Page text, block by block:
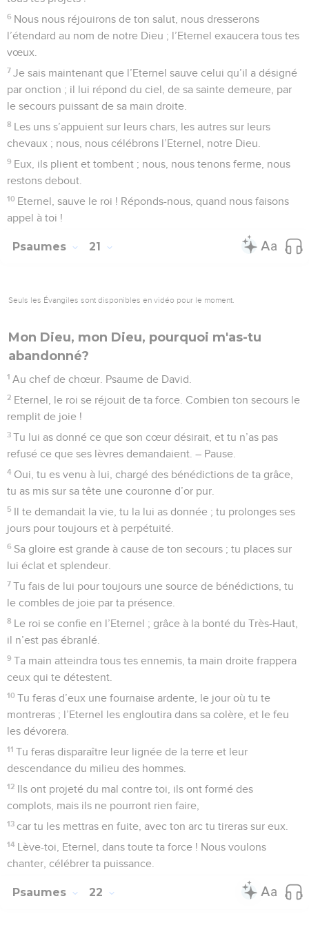
6 Nous nous réjouirons de ton salut, nous dresserons
l’étendard au nom de notre Dieu ; l’Eternel exaucera tous tes
vœux.
7 Je sais maintenant que l’Eternel sauve celui qu’il a désigné
par onction ; il lui répond du ciel, de sa sainte demeure, par
le secours puissant de sa main droite.
8 Les uns s’appuient sur leurs chars, les autres sur leurs
chevaux ; nous, nous célébrons l’Eternel, notre Dieu.
9 Eux, ils plient et tombent ; nous, nous tenons ferme, nous
restons debout.
10 Eternel, sauve le roi ! Réponds-nous, quand nous faisons
appel à toi !
Psaumes 21
Seuls les Évangiles sont disponibles en vidéo pour le moment.
Mon Dieu, mon Dieu, pourquoi m'as-tu
abandonné?
1 Au chef de chœur. Psaume de David.
2 Eternel, le roi se réjouit de ta force. Combien ton secours le
remplit de joie !
3 Tu lui as donné ce que son cœur désirait, et tu n’as pas
refusé ce que ses lèvres demandaient. – Pause.
4 Oui, tu es venu à lui, chargé des bénédictions de ta grâce,
tu as mis sur sa tête une couronne d’or pur.
5 Il te demandait la vie, tu la lui as donnée ; tu prolonges ses
jours pour toujours et à perpétuité.
6 Sa gloire est grande à cause de ton secours ; tu places sur
lui éclat et splendeur.
7 Tu fais de lui pour toujours une source de bénédictions, tu
le combles de joie par ta présence.
8 Le roi se confie en l’Eternel ; grâce à la bonté du Très-Haut,
il n’est pas ébranlé.
9 Ta main atteindra tous tes ennemis, ta main droite frappera
ceux qui te détestent.
10 Tu feras d’eux une fournaise ardente, le jour où tu te
montreras ; l’Eternel les engloutira dans sa colère, et le feu
les dévorera.
11 Tu feras disparaître leur lignée de la terre et leur
descendance du milieu des hommes.
12 Ils ont projeté du mal contre toi, ils ont formé des
complots, mais ils ne pourront rien faire,
13 car tu les mettras en fuite, avec ton arc tu tireras sur eux.
14 Lève-toi, Eternel, dans toute ta force ! Nous voulons
chanter, célébrer ta puissance.
Psaumes 22